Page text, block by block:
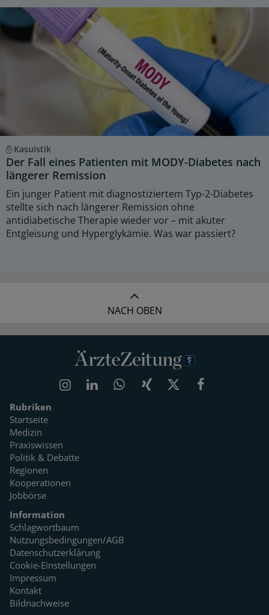
Kasuistik
Der Fall eines Patienten mit MODY-Diabetes nach
längerer Remission
Ein junger Patient mit diagnostiziertem Typ-2-Diabetes
stellte sich nach längerer Remission ohne
antidiabetische Therapie wieder vor – mit akuter
Entgleisung und Hyperglykämie. Was war passiert?
NACH OBEN
Rubriken
Startseite
Medizin
Praxiswissen
Politik & Debatte
Regionen
Kooperationen
Jobbörse
Information
Schlagwortbaum
Nutzungsbedingungen/AGB
Datenschutzerklärung
Cookie-Einstellungen
Impressum
Kontakt
Bildnachweise